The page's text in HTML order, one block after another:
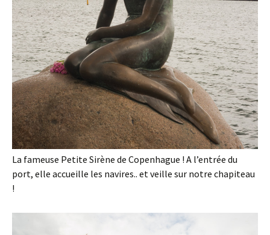
La fameuse Petite Sirène de Copenhague ! A l’entrée du
port, elle accueille les navires.. et veille sur notre chapiteau
!